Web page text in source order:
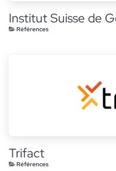
Institut Suisse de
Références
Trifact
Références